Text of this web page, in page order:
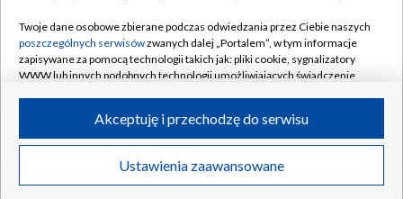
Rada Programowa
System NOS
Informacje o nadawcy
Program dla prasy
Ogłoszenie przetargowe
Kontakt
Kanały
©2026 Telewizja Polska S.A. w likwidacji
Twoje dane osobowe zbierane podczas odwiedzania przez Ciebie naszych
poszczególnych serwisówzwanych dalej „Portalem”, w tym informacje
zapisywane za pomocą technologii takich jak: pliki cookie, sygnalizatory
WWW lub innych podobnych technologii umożliwiających świadczenie
ruchu w Internecie.
Twoje dane osobowe zbierane podczas odwiedzania przez Ciebie
poszczególnych serwisówna Portalu, takie jak adresy IP, identyfikatory
Ustawienia zaawansowane
Akceptuję i przechodzę do serwisu